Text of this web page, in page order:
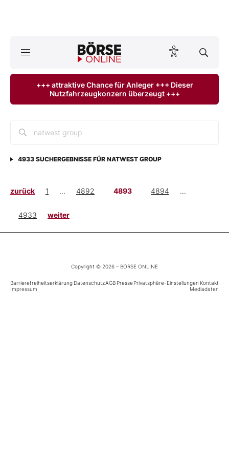
ktuelle Ausgabe BÖRSE ONLINE lesen
BO-Musterdepots
Mein Konto
+++ attraktive Chance für Anleger +++ Dieser
Nutzfahrzeugkonzern überzeugt +++
4933 SUCHERGEBNISSE FÜR NATWEST GROUP
zurück 1 ... 4892 4893 4894 ...
4933 weiter
Copyright © 2026 – BÖRSE ONLINE
Barrierefreiheitserklärung DatenschutzAGB PressePrivatsphäre-Einstellungen Kontakt
Impressum
Mediadaten